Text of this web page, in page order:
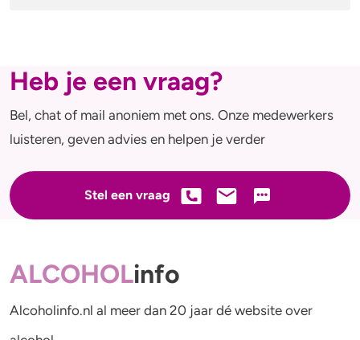
Heb je een vraag?
Bel, chat of mail anoniem met ons. Onze medewerkers
luisteren, geven advies en helpen je verder
Stel een vraag
ALCOHOLinfo
Alcoholinfo.nl al meer dan 20 jaar dé website over